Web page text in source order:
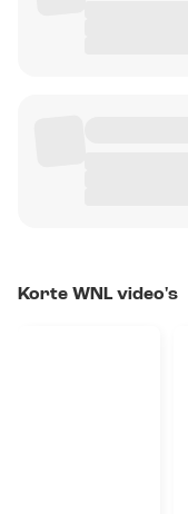
Korte WNL video's